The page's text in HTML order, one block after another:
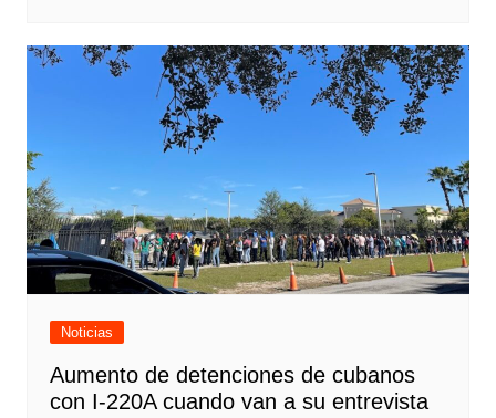
Noticias
Aumento de detenciones de cubanos
con I-220A cuando van a su entrevista